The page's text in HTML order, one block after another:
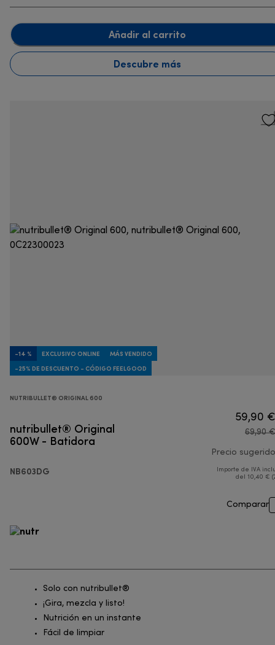
Añadir al carrito
Descubre más
-14 % EXCLUSIVO ONLINE
MÁS VENDIDO
-25% DE DESCUENTO - CÓDIGO FEELGOOD
NUTRIBULLET® ORIGINAL 600
nutribullet® Original
600W - Batidora
NB603DG
59,90 €
69,90 €
Precio sugerido
Importe de IVA
del 10,40 €
Comparar
Solo con nutribullet®
¡Gira, mezcla y listo!
Nutrición en un instante
Fácil de limpiar